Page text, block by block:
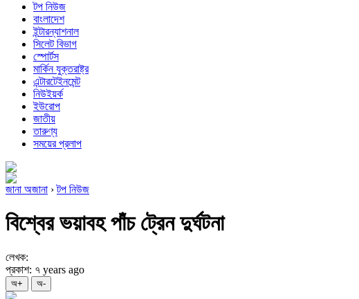
টপ নিউজ
বাংলাদেশ
ইন্টারন্যাশনাল
সিলেট বিভাগ
স্পোর্টস
মার্কিন যুক্তরাষ্ট্র
এন্টারটেইনমেন্ট
নিউইয়র্ক
ইউরোপ
জাতীয়
তারুণ্য
সময়ের প্রলাপ
জানা অজানা ›টপ নিউজ
বিশ্বের ভয়াবহ পাঁচ ট্রেন দুর্ঘটনা
লেখক:
প্রকাশ: ৭ years ago
অ+ অ-